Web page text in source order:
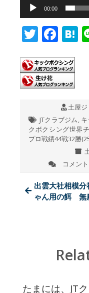
ー
00:00
T
tt
er
F
e
b
o
o
k
H
a
土屋ジ
JTクラブジム,
クボクシング世界
プロ戦績44戦32勝
今
日
の
JT
ク
は
コメン
出雲大社相模
ゃん用の餌 無
たまには、JT